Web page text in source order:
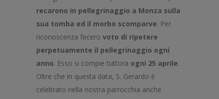
recarono in pellegrinaggio a Monza sulla
sua tomba ed il morbo scomparve. Per
riconoscenza fecero voto di ripetere
perpetuamente il pellegrinaggio ogni
anno. Esso si compie tuttora ogni 25 aprile.
Oltre che in questa data, S. Gerardo è
celebrato nella nostra parrocchia anche